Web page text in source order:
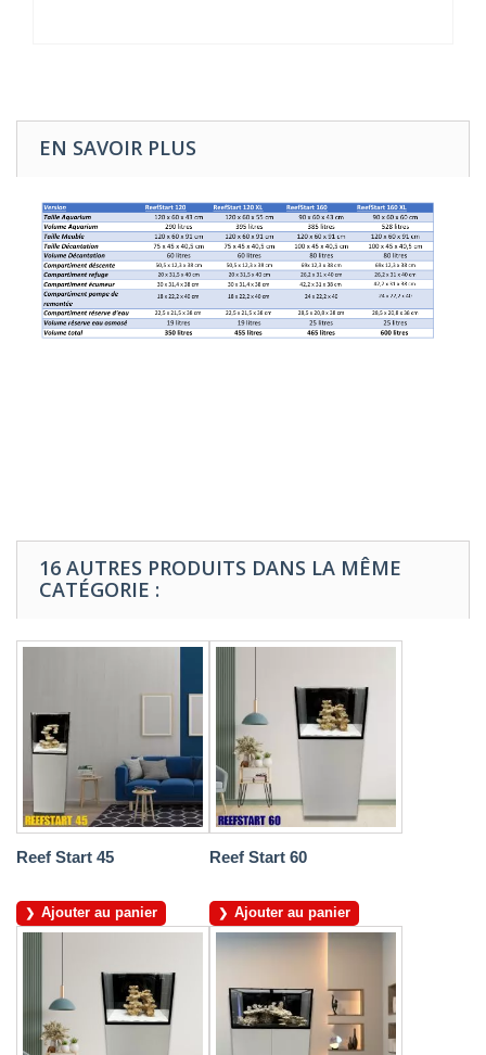
EN SAVOIR PLUS
16 AUTRES PRODUITS DANS LA MÊME
CATÉGORIE :
Reef Start 45
Ajouter au panier
Reef Start 60
Ajouter au panier